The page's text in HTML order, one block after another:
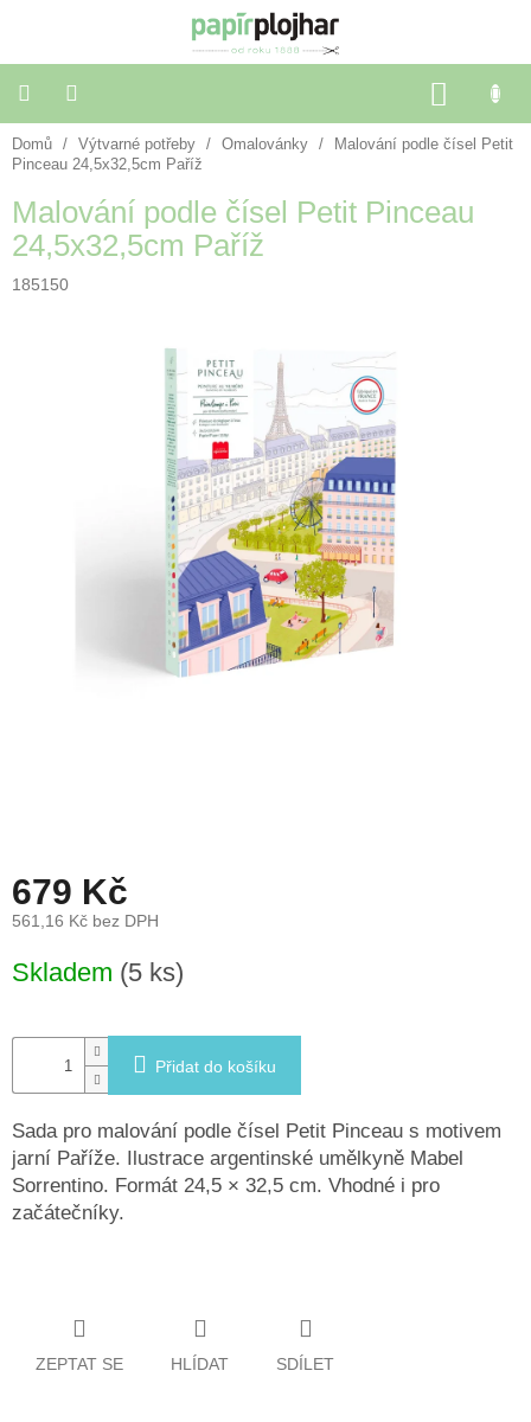
KOŠÍK
Balení
dárků
Dekorace
a
doplňky
Přihlášení
Domů / Výtvarné potřeby / Omalovánky /
Malování podle čísel Petit
Pinceau 24,5x32,5cm Paříž
Malování podle čísel Petit Pinceau
24,5x32,5cm Paříž
185150
679 Kč
561,16 Kč bez DPH
cena:
Skladem (5 ks)
Přidat do košíku
Sada pro malování podle čísel Petit Pinceau s motivem
jarní Paříže. Ilustrace argentinské umělkyně Mabel
Sorrentino. Formát 24,5 × 32,5 cm. Vhodné i pro
začátečníky.
ZEPTAT SE HLÍDAT SDÍLET